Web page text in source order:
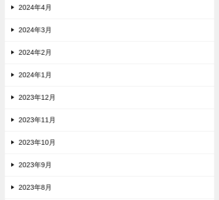
2024年4月
2024年3月
2024年2月
2024年1月
2023年12月
2023年11月
2023年10月
2023年9月
2023年8月